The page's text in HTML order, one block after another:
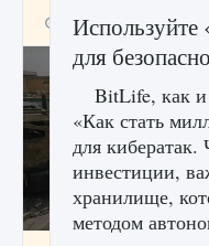
9 августа 2024
Используйте
для
BitLife, как и
«Как стать
для
инвестиции,
хранилище,
методом